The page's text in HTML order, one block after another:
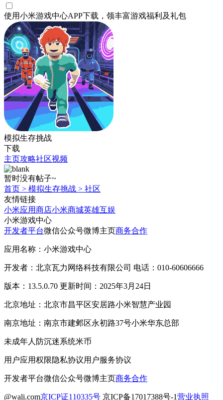
使用小米游戏中心APP下载 ，领丰富游戏福利 及礼包
模拟生存挑战
下载
主页攻略社区视频
暂时没有帖子~
首页 > 模拟生存挑战 > 社区
友情链接
小米应用商店小米商城英雄互娱
小米游戏中心
开发者平台微信公众号微博主页商务合作
应用名称：小米游戏中心
开发者：北京瓦力网络科技有限公司 电话：010-60606666
版本：13.5.0.70 更新时间：2025年3月24日
北京地址：北京市昌平区安居路小米智慧产业园
南京地址：南京市建邺区永初路37号小米华东总部
未成年人防沉迷系统米币
用户应用权限隐私协议用户服务协议
开发者平台微信公众号微博主页商务合作
@wali.com京ICP证110335号 京ICP备17017388号-1营业执照